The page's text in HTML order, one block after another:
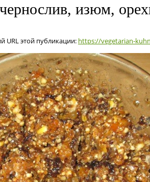
изюм,
URL этой публикации: https://vegetarian-